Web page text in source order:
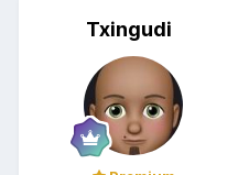
Txingudi